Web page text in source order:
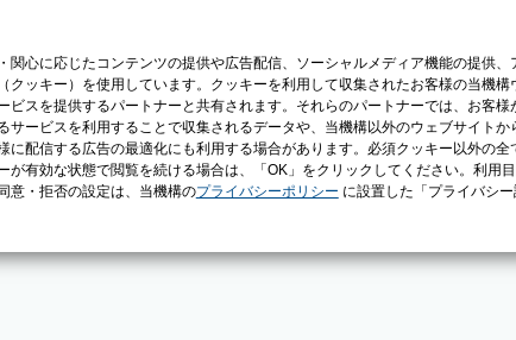
心に応じたコンテンツの提供や広告配信、ソーシャルメディア機能の提供
ッキー）を使用しています。クッキーを利用して収集されたお客様の当機
スを提供するパートナーと共有されます。それらのパートナーでは、お客様
ービスを利用することで収集されるデータや、当機構以外のウェブサイト
配信する広告の最適化にも利用する場合があります。必須クッキー以外の
有効な状態で閲覧を続ける場合は、「OK」をクリックしてください。利用
意・拒否の設定は、当機構のプライバシーポリシー に設置した「プライバシ